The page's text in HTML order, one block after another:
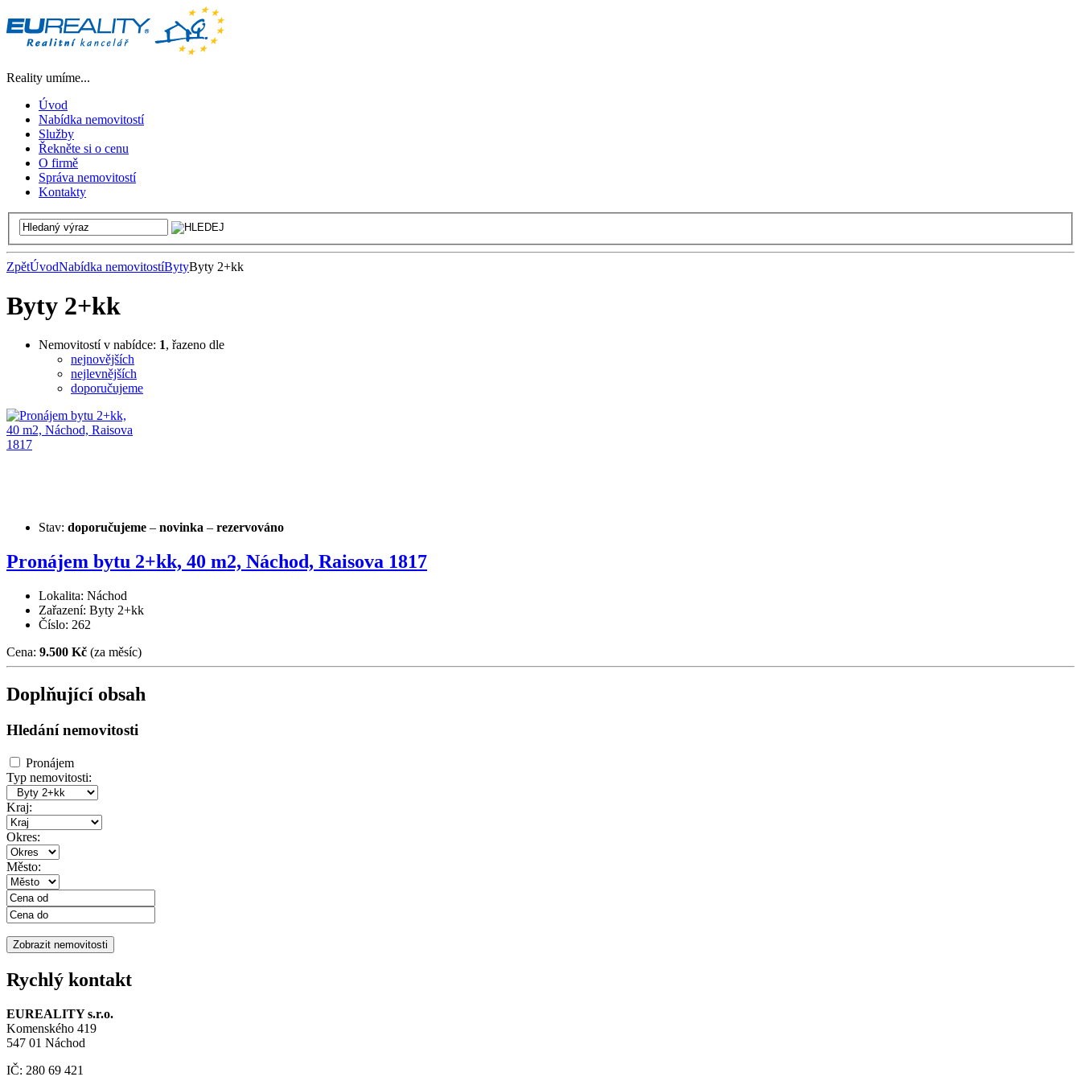
Reality umíme...
Úvod
Nabídka nemovitostí
Služby
Řekněte si o cenu
O firmě
Správa nemovitostí
Kontakty
ZpětÚvodNabídka nemovitostíBytyByty 2+kk
Byty 2+kk
Nemovitostí v nabídce: 1, řazeno dle
nejnovějších
nejlevnějších
doporučujeme
Stav: doporučujeme – novinka – rezervováno
Pronájem bytu 2+kk, 40 m2, Náchod, Raisova 1817
Lokalita: Náchod
Zařazení: Byty 2+kk
Číslo: 262
Cena: 9.500 Kč (za měsíc)
Doplňující obsah
Hledání nemovitosti
Pronájem
Typ nemovitosti:
Kraj:
Okres:
Město:
Rychlý kontakt
EUREALITY s.r.o.
Komenského 419
547 01 Náchod
IČ: 280 69 421